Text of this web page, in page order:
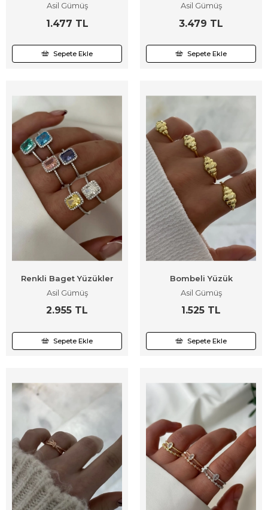
Asil Gümüş
1.477 TL
Sepete Ekle
Asil Gümüş
3.479 TL
Sepete Ekle
Renkli Baget Yüzükler
Asil Gümüş
2.955 TL
Sepete Ekle
Bombeli Yüzük
Asil Gümüş
1.525 TL
Sepete Ekle